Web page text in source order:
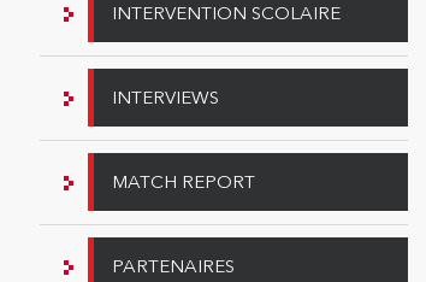
INTERVENTION SCOLAIRE
INTERVIEWS
MATCH REPORT
PARTENAIRES